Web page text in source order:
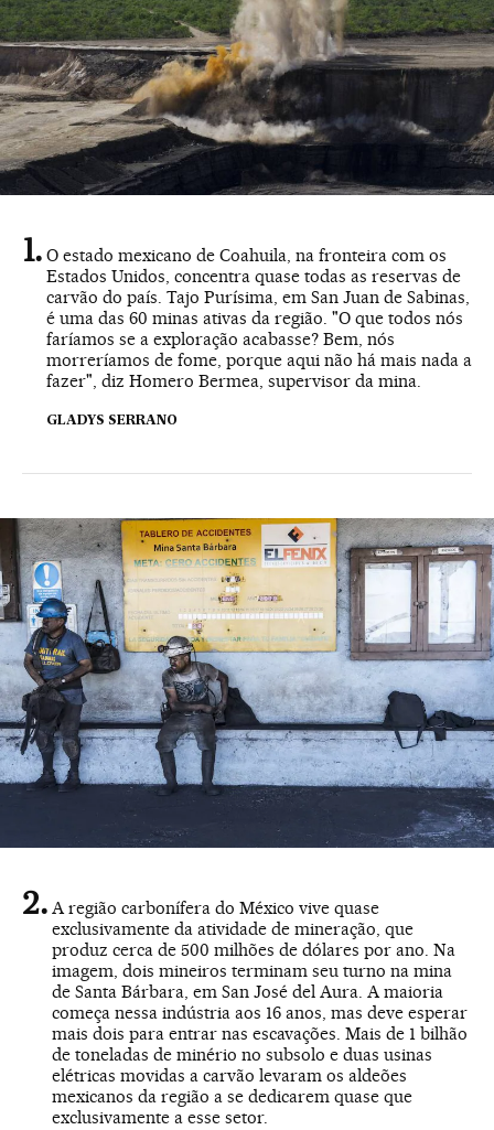
O estado mexicano de Coahuila, na fronteira com os
Estados Unidos, concentra quase todas as reservas de
carvão do país. Tajo Purísima, em San Juan de Sabinas,
é uma das 60 minas ativas da região. "O que todos nós
faríamos se a exploração acabasse? Bem, nós
morreríamos de fome, porque aqui não há mais nada a
fazer", diz Homero Bermea, supervisor da mina.
GLADYS SERRANO
A região carbonífera do México vive quase
exclusivamente da atividade de mineração, que
produz cerca de 500 milhões de dólares por ano. Na
imagem, dois mineiros terminam seu turno na mina
de Santa Bárbara, em San José del Aura. A maioria
começa nessa indústria aos 16 anos, mas deve esperar
mais dois para entrar nas escavações. Mais de 1 bilhão
de toneladas de minério no subsolo e duas usinas
elétricas movidas a carvão levaram os aldeões
mexicanos da região a se dedicarem quase que
exclusivamente a esse setor.